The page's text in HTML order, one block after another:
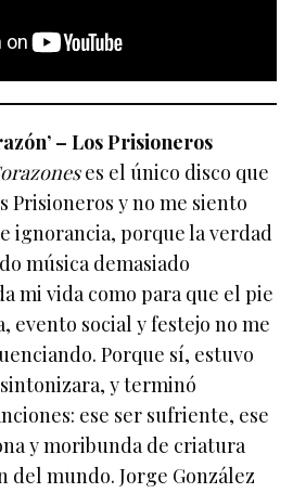
– Los Prisioneros
es el único disco que
Prisioneros y no me siento
ignorancia, porque la verdad
música demasiado
mi vida como para que el pie
evento social y festejo no me
Porque sí, estuvo
y terminó
ese ser sufriente, ese
y moribunda de criatura
del mundo. Jorge González